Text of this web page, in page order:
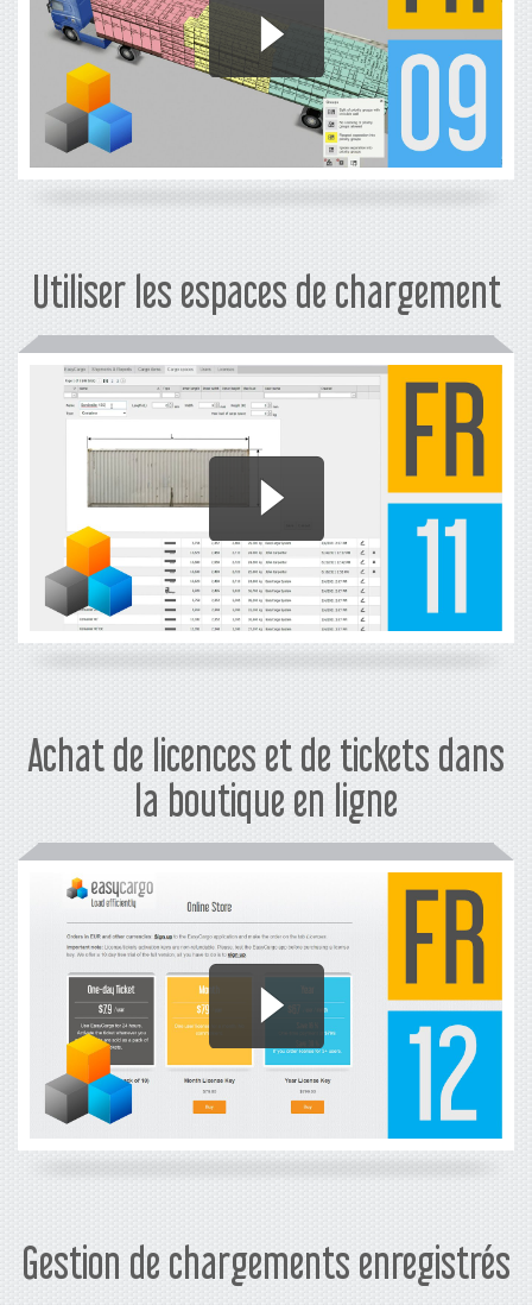
Utiliser les espaces de chargement
Achat de licences et de tickets dans
la boutique en ligne
Gestion de chargements enregistrés